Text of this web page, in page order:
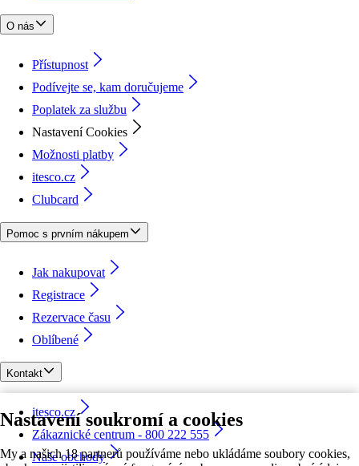
Nastavení soukromí a cookies
My a našich 18 partnerů používáme nebo ukládáme soubory cookies,
O nás
Přístupnost
Podívejte se, kam doručujeme
Poplatek za službu
Nastavení Cookies
Možnosti platby
itesco.cz
Clubcard
Pomoc s prvním nákupem
Jak nakupovat
Registrace
Rezervace času
Oblíbené
Kontakt
itesco.cz
Zákaznické centrum - 800 222 555
Naše obchody